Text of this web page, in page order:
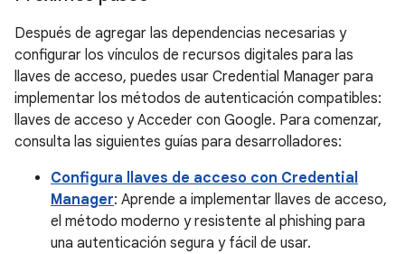
Después de agregar las dependencias necesarias y
configurar los vínculos de recursos digitales para las
llaves de acceso, puedes usar Credential Manager para
implementar los métodos de autenticación compatibles:
llaves de acceso y Acceder con Google. Para comenzar,
consulta las siguientes guías para desarrolladores:
Configura llaves de acceso con Credential
Manager: Aprende a implementar llaves de acceso,
el método moderno y resistente al phishing para
una autenticación segura y fácil de usar.